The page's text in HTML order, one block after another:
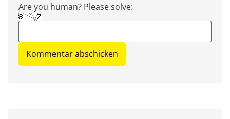
Are you human? Please solve: